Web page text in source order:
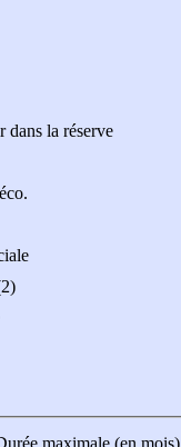
dans la réserve
maximale (en mois)